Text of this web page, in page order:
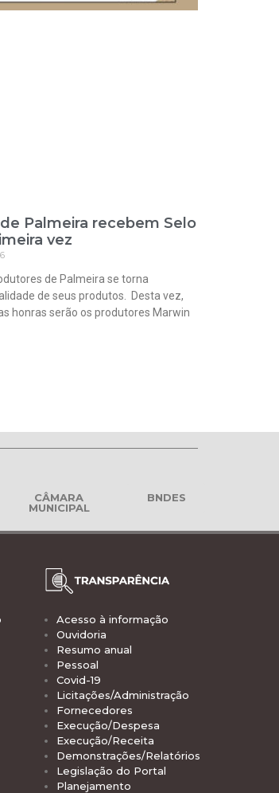
Palmeira recebem Selo
vez
de Palmeira se torna
de seus produtos. Desta vez,
honras serão os produtores Marwin
CÂMARA
MUNICIPAL
BNDES
Acesso à informação
Ouvidoria
Resumo anual
Pessoal
Covid-19
Licitações/Administração
Fornecedores
Execução/Despesa
Execução/Receita
Demonstrações/Relatórios
Legislação do Portal
Planejamento